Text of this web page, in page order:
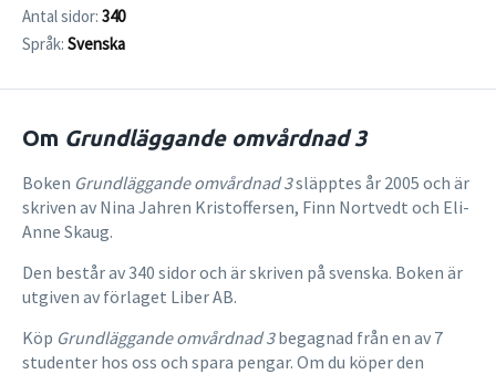
Antal sidor: 340
Språk: Svenska
Om Grundläggande omvårdnad 3
Boken Grundläggande omvårdnad 3släpptes år 2005 och är
skriven av Nina Jahren Kristoffersen, Finn Nortvedt och Eli-
Anne Skaug.
Den består av 340 sidor och är skriven på svenska. Boken är
utgiven av förlaget Liber AB.
Köp Grundläggande omvårdnad 3begagnad från en av 7
studenter hos oss och spara pengar. Om du köper den